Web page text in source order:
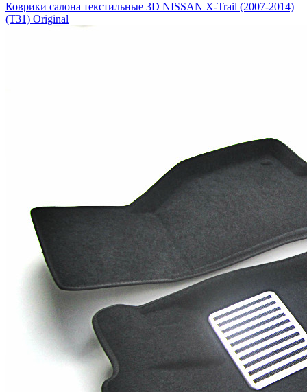
Коврики салона текстильные 3D NISSAN X-Trail (2007-2014)
(T31) Original